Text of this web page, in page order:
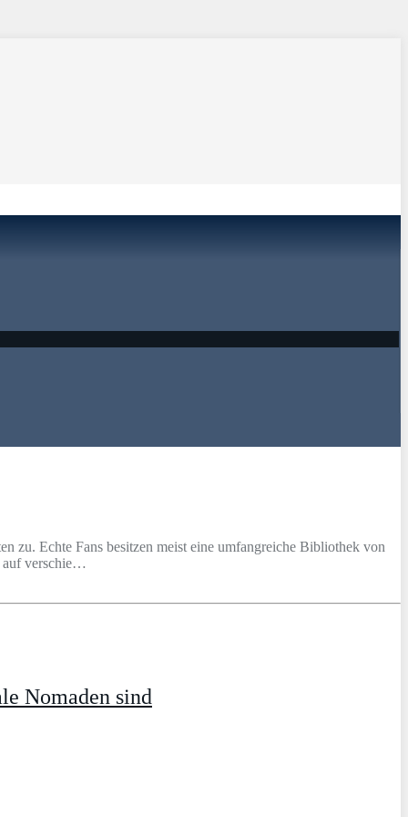
zu. Echte Fans besitzen meist eine umfangreiche Bibliothek von
auf verschie…
Nomaden sind